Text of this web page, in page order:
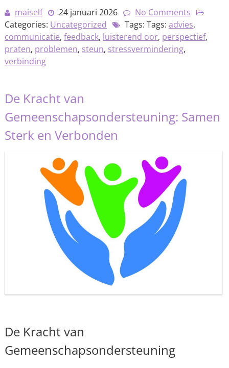
maiself
24 januari 2026
No Comments
Categories: Uncategorized Tags: Tags: advies,
communicatie, feedback, luisterend oor, perspectief,
praten, problemen, steun, stressvermindering,
verbinding
De Kracht van
Gemeenschapsondersteuning: Samen
Sterk en Verbonden
De Kracht van
Gemeenschapsondersteuning